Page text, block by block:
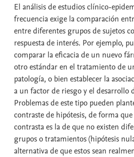
El análisis de estudios clínico-
frecuencia exige la comparación
entre diferentes grupos de sujetos
respuesta de interés. Por ejemplo,
comparar la eficacia de un nuevo
otro estándar en el tratamiento de
patología, o bien establecer la
a un factor de riesgo y el desarrollo
Problemas de este tipo pueden
contraste de hipótesis, de forma
contrasta es la de que no existen
grupos o tratamientos (hipótesis
alternativade que estos sean